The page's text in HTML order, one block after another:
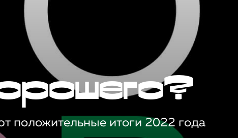
положительные итоги 2022 года